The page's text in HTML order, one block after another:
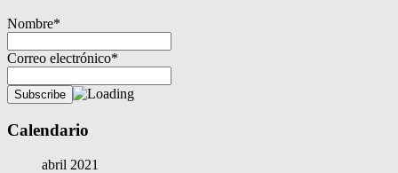
Nombre*
Correo electrónico*
Calendario
abril 2021